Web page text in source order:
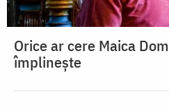
Orice ar cere Maica
împlinește